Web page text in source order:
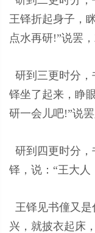
王铎折起身子，
点水再研!”说罢
研到三更时分
铎坐了起来，睁
研一会儿吧!”说罢
研到四更时分
铎，说：“王大人
王铎见书僮又
兴，就披衣起床